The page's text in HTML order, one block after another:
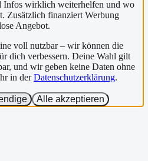
Infos wirklich weiterhelfen und wo
Zusätzlich finanziert Werbung
Angebot.
voll nutzbar – wir können die
dich verbessern. Deine Wahl gilt
und wir geben keine Daten ohne
in der Datenschutzerklärung.
Alle akzeptieren